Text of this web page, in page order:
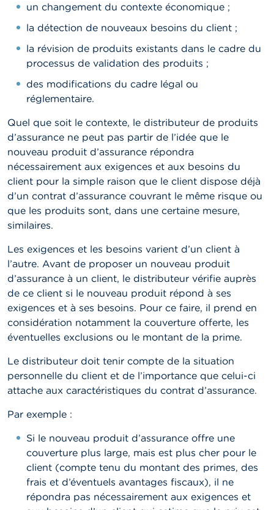
un changement du contexte économique ;
la détection de nouveaux besoins du client ;
la révision de produits existants dans le cadre du
processus de validation des produits ;
des modifications du cadre légal ou
réglementaire.
Quel que soit le contexte, le distributeur de produits
d’assurance ne peut pas partir de l’idée que le
nouveau produit d’assurance répondra
nécessairement aux exigences et aux besoins du
client pour la simple raison que le client dispose déjà
d’un contrat d’assurance couvrant le même risque ou
que les produits sont, dans une certaine mesure,
similaires.
Les exigences et les besoins varient d’un client à
l’autre. Avant de proposer un nouveau produit
d’assurance à un client, le distributeur vérifie auprès
de ce client si le nouveau produit répond à ses
exigences et à ses besoins. Pour ce faire, il prend en
considération notamment la couverture offerte, les
éventuelles exclusions ou le montant de la prime.
Le distributeur doit tenir compte de la situation
personnelle du client et de l’importance que celui-ci
attache aux caractéristiques du contrat d’assurance.
Par exemple :
Si le nouveau produit d’assurance offre une
couverture plus large, mais est plus cher pour le
client (compte tenu du montant des primes, des
frais et d’éventuels avantages fiscaux), il ne
répondra pas nécessairement aux exigences et